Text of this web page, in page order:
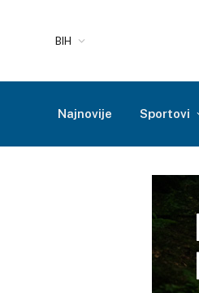
BIH
Najnovije Sportovi